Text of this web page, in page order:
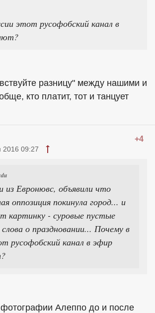
этот русофобский канал в
разницу" между нашими и
кто платит, тот и танцует
+4
2016 09:27
из Евронювс, объявили что
оппозиция покинула город... и
картинку - суровые пустые
о праздновании... Почему в
русофобский канал в эфир
Алеппо до и после